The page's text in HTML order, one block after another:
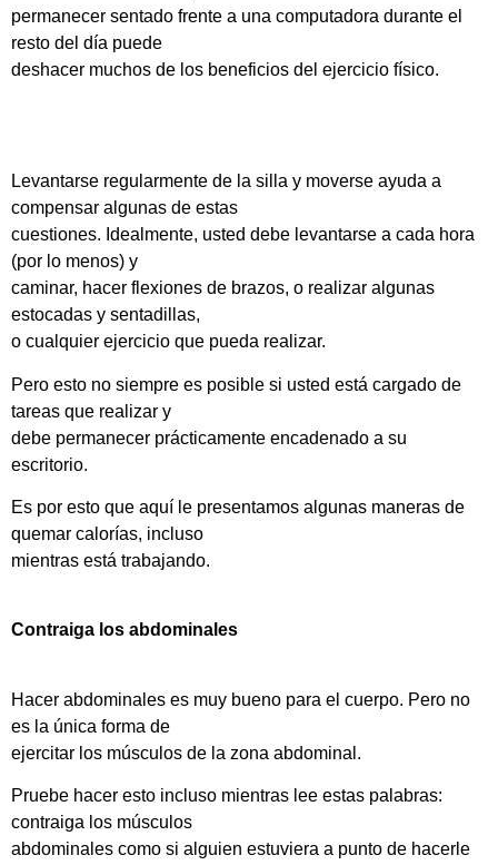
permanecer sentado frente a una computadora durante el
resto del día puede
deshacer muchos de los beneficios del ejercicio físico.
Levantarse regularmente de la silla y moverse ayuda a
compensar algunas de estas
cuestiones. Idealmente, usted debe levantarse a cada hora
(por lo menos) y
caminar, hacer flexiones de brazos, o realizar algunas
estocadas y sentadillas,
o cualquier ejercicio que pueda realizar.
Pero esto no siempre es posible si usted está cargado de
tareas que realizar y
debe permanecer prácticamente encadenado a su
escritorio.
Es por esto que aquí le presentamos algunas maneras de
quemar calorías, incluso
mientras está trabajando.
Contraiga los abdominales
Hacer abdominales es muy bueno para el cuerpo. Pero no
es la única forma de
ejercitar los músculos de la zona abdominal.
Pruebe hacer esto incluso mientras lee estas palabras:
contraiga los músculos
abdominales como si alguien estuviera a punto de hacerle